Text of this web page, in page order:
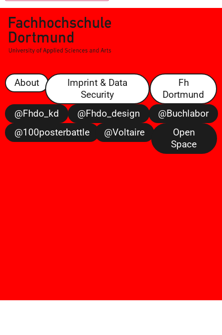
About
Imprint & Data
Security
Fh
Dortmund
@fhdo_kd
@fhdo_design
@buchlabor
@100posterbattle
@voltaire
Open
Space